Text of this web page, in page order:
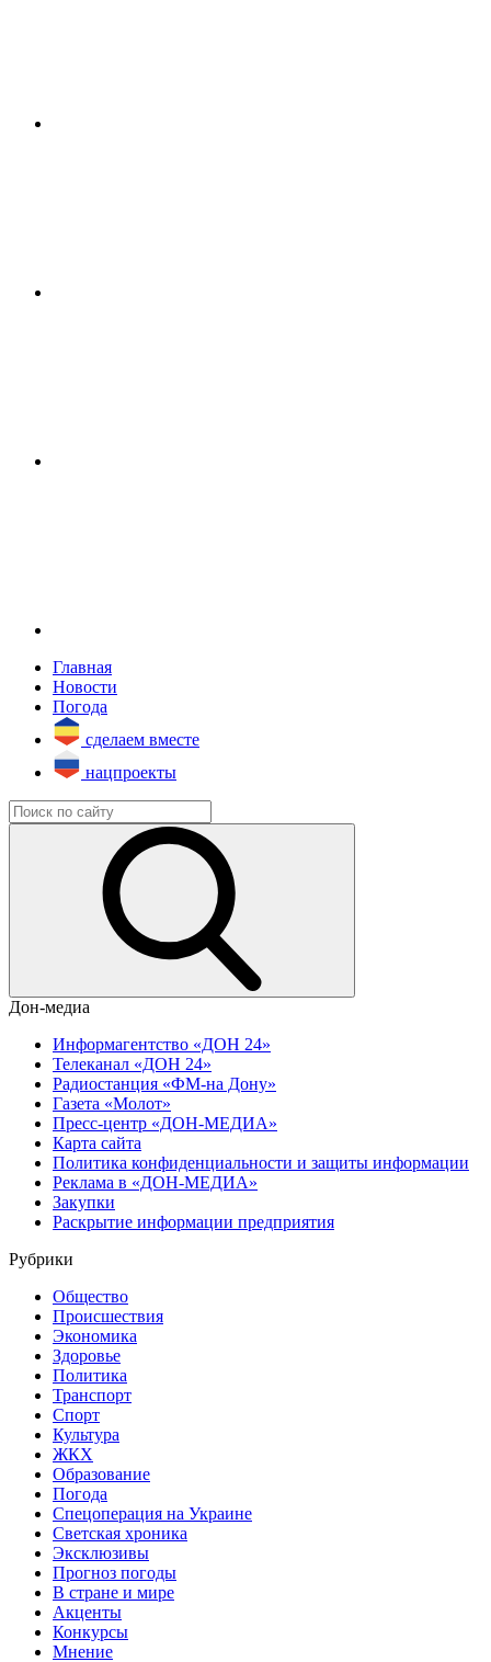
Главная
Новости
Погода
сделаем вместе
нацпроекты
Дон-медиа
Информагентство «ДОН 24»
Телеканал «ДОН 24»
Радиостанция «ФМ-на Дону»
Газета «Молот»
Пресс-центр «ДОН-МЕДИА»
Карта сайта
Политика конфиденциальности и защиты информации
Реклама в «ДОН-МЕДИА»
Закупки
Раскрытие информации предприятия
Рубрики
Общество
Происшествия
Экономика
Здоровье
Политика
Транспорт
Спорт
Культура
ЖКХ
Образование
Погода
Спецоперация на Украине
Светская хроника
Эксклюзивы
Прогноз погоды
В стране и мире
Акценты
Конкурсы
Мнение